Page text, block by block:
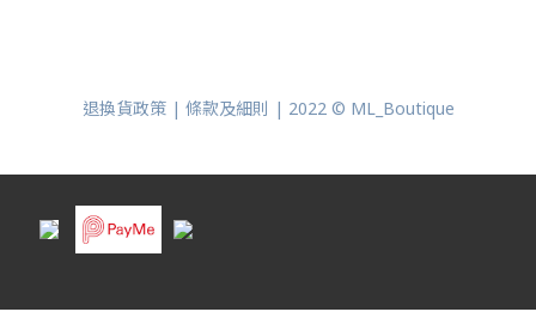
退換貨政策 | 條款及細則 | 2022 © ML_Boutique